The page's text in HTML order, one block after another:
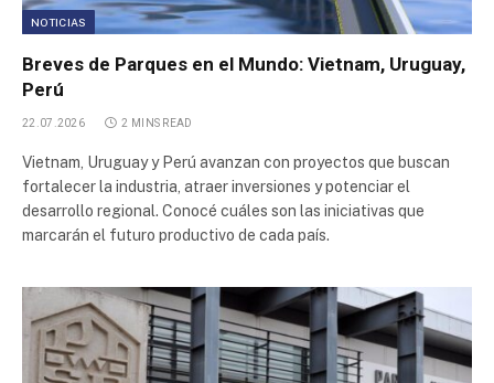
Río Neuquén Distrito Industrial
Parque Industrial Pergamino
NOTICIAS
Breves de Parques en el Mundo: Vietnam, Uruguay,
Perú
22.07.2026 2 MINS READ
Vietnam, Uruguay y Perú avanzan con proyectos que buscan
fortalecer la industria, atraer inversiones y potenciar el
desarrollo regional. Conocé cuáles son las iniciativas que
marcarán el futuro productivo de cada país.